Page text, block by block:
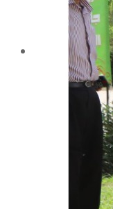
الكلية
خريطة الكلية